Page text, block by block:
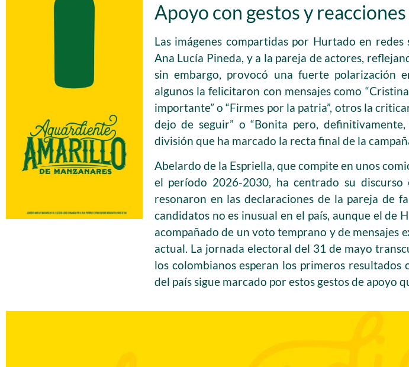
Apoyo con gestos y
Las imágenes compartidas por Hurtado en
Ana Lucía Pineda, y a la pareja de actores,
sin embargo, provocó una fuerte polarización
algunos la felicitaron con mensajes como
importante” o “Firmes por la patria”, otros la
dejo de seguir” o “Bonita pero,
división que ha marcado la recta final de la
Abelardo de la Espriella, que compite en unos
el período 2026-2030, ha centrado su
resonaron en las declaraciones de la pareja de
candidatos no es inusual en el país, aunque el de
acompañado de un voto temprano y de
actual. La jornada electoral del 31 de mayo
los colombianos esperan los primeros
del país sigue marcado por estos gestos de apoyo